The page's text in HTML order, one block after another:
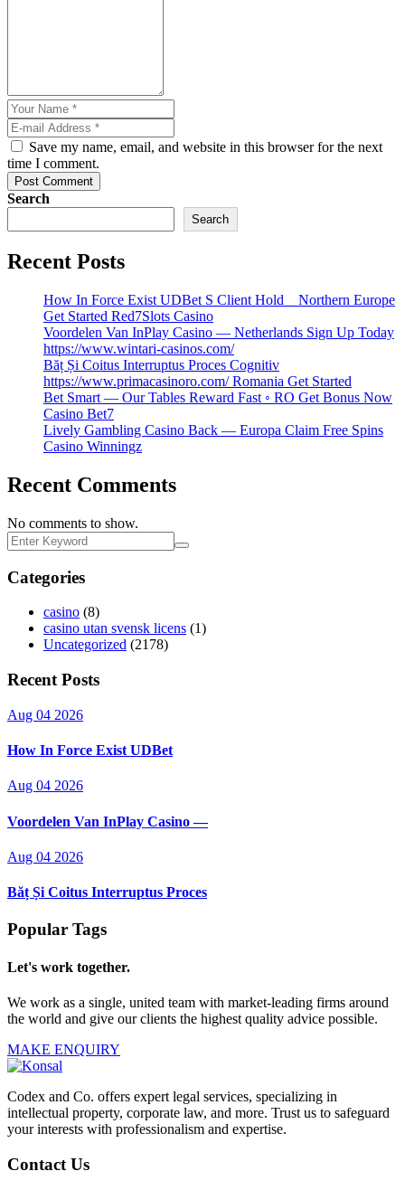
Save my name, email, and website in this browser for the next
time I comment.
Post Comment
Search
Search
Recent Posts
How In Force Exist UDBet S Client Hold _ Northern Europe
Get Started Red7Slots Casino
Voordelen Van InPlay Casino — Netherlands Sign Up Today
https://www.wintari-casinos.com/
Băț Și Coitus Interruptus Proces Cognitiv
https://www.primacasinoro.com/ Romania Get Started
Bet Smart — Our Tables Reward Fast ◦ RO Get Bonus Now
Casino Bet7
Lively Gambling Casino Back — Europa Claim Free Spins
Casino Winningz
Recent Comments
No comments to show.
Categories
casino (8)
casino utan svensk licens (1)
Uncategorized (2178)
Recent Posts
Aug 04 2026
How In Force Exist UDBet
Aug 04 2026
Voordelen Van InPlay Casino —
Aug 04 2026
Băț Și Coitus Interruptus Proces
Popular Tags
Let's work together.
We work as a single, united team with market-leading firms around
the world and give our clients the highest quality advice possible.
MAKE ENQUIRY
Codex and Co. offers expert legal services, specializing in
intellectual property, corporate law, and more. Trust us to safeguard
your interests with professionalism and expertise.
Contact Us